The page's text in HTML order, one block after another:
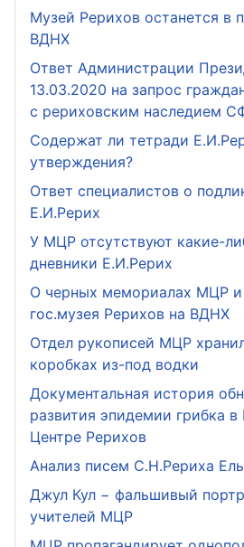
Музей Рерихов останется в
ВДНХ
Ответ Администрации
13.03.2020 на запрос
с рериховским наследием
Содержат ли тетради
утверждения?
Ответ специалистов о
Е.И.Рерих
У МЦР отсутствуют какие-
дневники Е.И.Рерих
О черных мемориалах МЦР и
гос.музея Рерихов на ВДНХ
Отдел рукописей МЦР
коробках из-под водки
Документальная история
развития эпидемии грибка
Центре Рерихов
Анализ писем С.Н.Рериха
Джул Кул − фальшивый
учителей МЦР